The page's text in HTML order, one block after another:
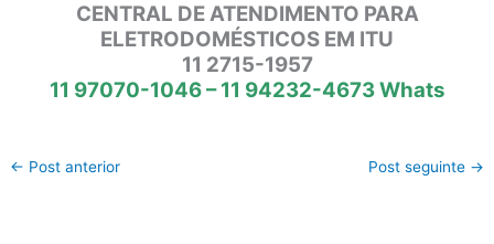
CENTRAL DE ATENDIMENTO PARA
ELETRODOMÉSTICOS EM ITU
11 2715-1957
11 97070-1046 – 11 94232-4673 Whats
← Post anterior Post seguinte →